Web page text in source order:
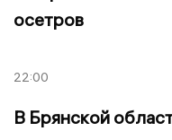
осетров
22:00
В Брянской